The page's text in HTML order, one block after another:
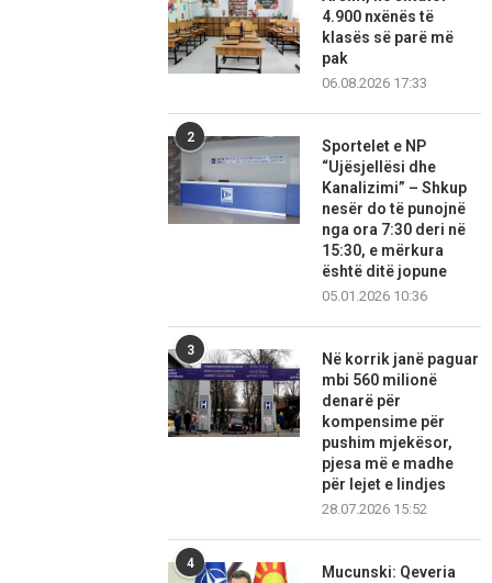
4.900 nxënës të
klasës së parë më
pak
06.08.2026 17:33
2
Sportelet e NP
“Ujësjellësi dhe
Kanalizimi” – Shkup
nesër do të punojnë
nga ora 7:30 deri në
15:30, e mërkura
është ditë jopune
05.01.2026 10:36
3
Në korrik janë paguar
mbi 560 milionë
denarë për
kompensime për
pushim mjekësor,
pjesa më e madhe
për lejet e lindjes
28.07.2026 15:52
4
Mucunski: Qeveria